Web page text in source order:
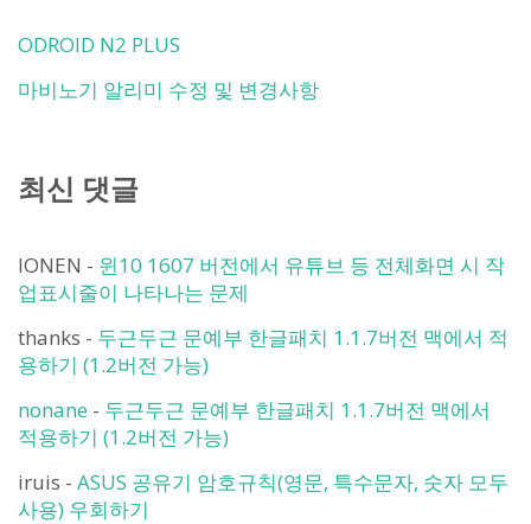
ODROID N2 PLUS
마비노기 알리미 수정 및 변경사항
최신 댓글
IONEN - 윈10 1607 버전에서 유튜브 등 전체화면 시 작
업표시줄이 나타나는 문제
thanks - 두근두근 문예부 한글패치 1.1.7버전 맥에서 적
용하기 (1.2버전 가능)
nonane - 두근두근 문예부 한글패치 1.1.7버전 맥에서
적용하기 (1.2버전 가능)
iruis - ASUS 공유기 암호규칙(영문, 특수문자, 숫자 모두
사용) 우회하기